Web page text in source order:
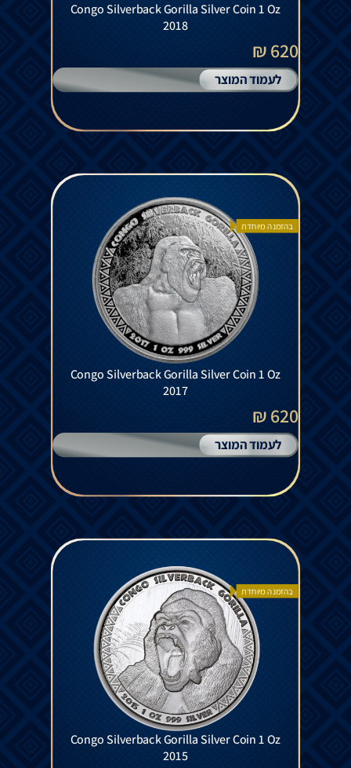
Congo Silverback Gorilla Silver Coin 1 Oz
2018
620 ₪
לעמוד המוצר
בהזמנה מיוחדת
Congo Silverback Gorilla Silver Coin 1 Oz
2017
620 ₪
לעמוד המוצר
בהזמנה מיוחדת
Congo Silverback Gorilla Silver Coin 1 Oz
2015